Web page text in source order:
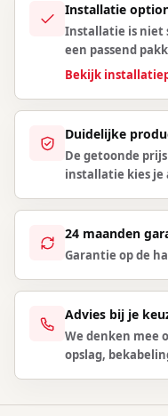
Installatie
Installatie is niet
een passend
Bekijk
Duidelijke
De getoonde
installatie kies je
24 maanden
Garantie op de
Advies bij je
We denken mee
opslag,